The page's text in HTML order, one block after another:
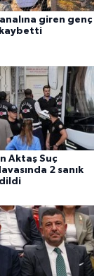
giren genç
kaybetti
Aktaş Suç
2 sanık